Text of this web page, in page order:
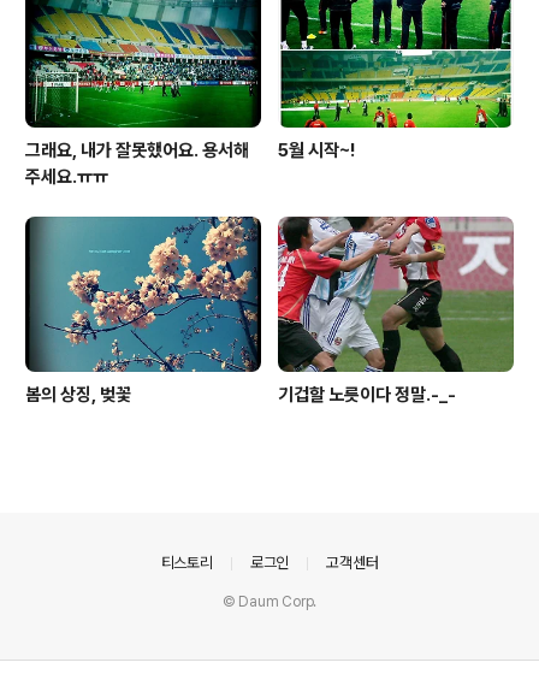
그래요, 내가 잘못했어요. 용서해
주세요.ㅠㅠ
5월 시작~!
봄의 상징, 벚꽃 기겁할 노릇이다 정말.-_-
티스토리 로그인 고객센터
© Daum Corp.